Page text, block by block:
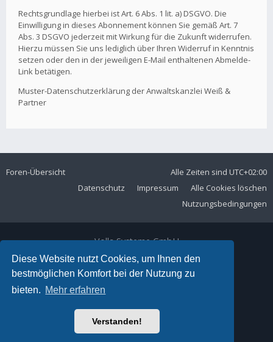
Diese Website nutzt Cookies, um Ihnen den
bestmöglichen Komfort bei der Nutzung zu
bieten. Mehr erfahren
Verstanden!
Rechtsgrundlage hierbei ist Art. 6 Abs. 1 lit. a) DSGVO. Die
Einwilligung in dieses Abonnement können Sie gemäß Art. 7
Abs. 3 DSGVO jederzeit mit Wirkung für die Zukunft widerrufen.
Hierzu müssen Sie uns lediglich über Ihren Widerruf in Kenntnis
setzen oder den in der jeweiligen E-Mail enthaltenen Abmelde-
Link betätigen.
Muster-Datenschutzerklärung der Anwaltskanzlei Weiß &
Partner
Foren-Übersicht Alle Zeiten sind UTC+02:00
Alle Cookies löschen
Impressum
Datenschutz
Nutzungsbedingungen
Volla Systeme GmbH
Kölner Straße 102
42897 Remscheid
Telefon:+49 2191 59897 61
E-Mail:
Ariki Theme by